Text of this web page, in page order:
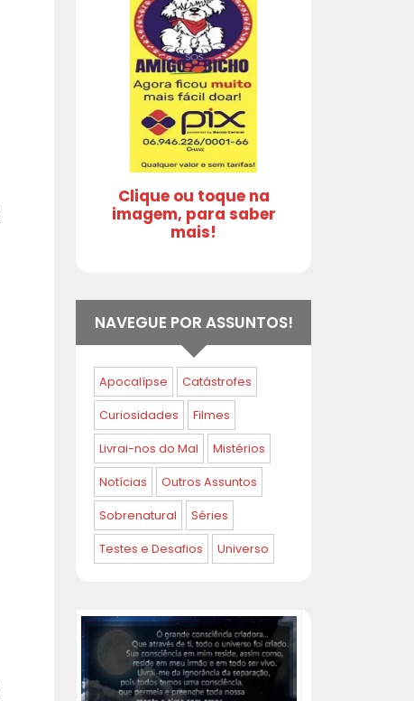
Clique ou toque na
imagem, para saber
mais!
NAVEGUE POR ASSUNTOS!
Apocalípse Catástrofes
Curiosidades Filmes
Livrai-nos do Mal Mistérios
Notícias Outros Assuntos
Sobrenatural Séries
Testes e Desafios Universo